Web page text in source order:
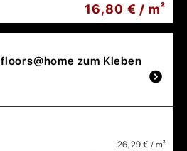
16,80 € / m²
floors@home zum Kleben
26,29 € / m²